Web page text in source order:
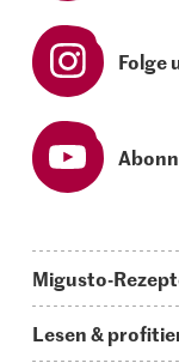
Folge
Migusto-
Lesen &